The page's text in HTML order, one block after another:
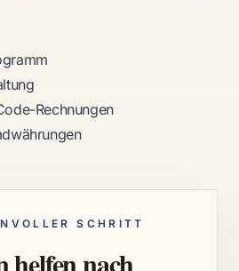
Rechnungen
SCHRITT
helfen nach